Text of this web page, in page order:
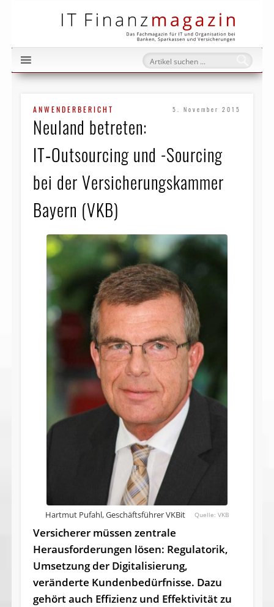
ANWENDERBERICHT 5. November 2015
Neuland betreten:
IT‑Outsourcing und -Sourcing
bei der Versicherungskammer
Bayern (VKB)
Hartmut Pufahl, Geschäftsführer VKBit VKB
Versicherer müssen zentrale
Herausforderungen lösen: Regulatorik,
Umsetzung der Digitalisierung,
veränderte Kundenbedürfnisse. Dazu
gehört auch Effizienz und Effektivität zu